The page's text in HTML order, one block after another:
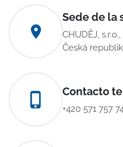
Sede de la
CHUDĚJ,
Česká
Contacto
+420 571 757